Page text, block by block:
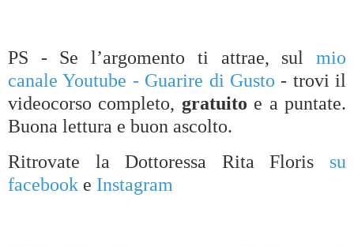
PS - Se l’argomento ti attrae, sul mio
canale Youtube - Guarire di Gusto - trovi il
videocorso completo, gratuito e a puntate.
Buona lettura e buon ascolto.
Ritrovate la Dottoressa Rita Floris su
facebook e Instagram